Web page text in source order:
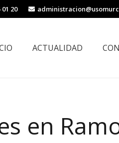
01 20
ACTUALIDAD
en